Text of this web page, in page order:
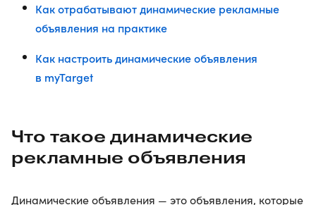
Как отрабатывают динамические рекламные
объявления на практике
Как настроить динамические объявления
в myTarget
Что такое динамические
рекламные объявления
Динамические объявления — это объявления, которые